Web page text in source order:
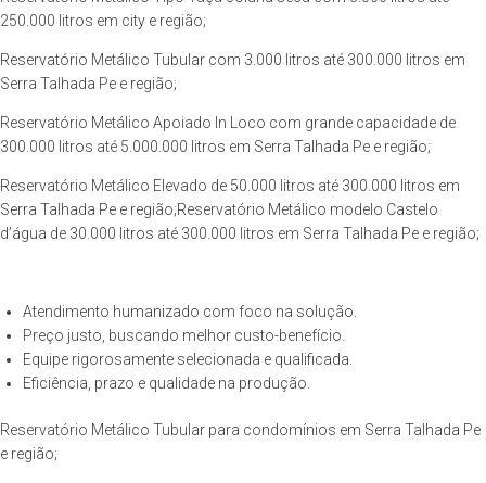
250.000 litros em city e região;
Reservatório Metálico Tubular com 3.000 litros até 300.000 litros em
Serra Talhada Pe e região;
Reservatório Metálico Apoiado In Loco com grande capacidade de
300.000 litros até 5.000.000 litros em Serra Talhada Pe e região;
Reservatório Metálico Elevado de 50.000 litros até 300.000 litros em
Serra Talhada Pe e região;Reservatório Metálico modelo Castelo
d’água de 30.000 litros até 300.000 litros em Serra Talhada Pe e região;
Atendimento humanizado com foco na solução.
Preço justo, buscando melhor custo-benefício.
Equipe rigorosamente selecionada e qualificada.
Eficiência, prazo e qualidade na produção.
Reservatório Metálico Tubular para condomínios em Serra Talhada Pe
e região;